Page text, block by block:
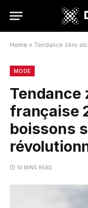
Home » Tendance zéro alcool
MODE
Tendance
française
boissons
10 MINS READ